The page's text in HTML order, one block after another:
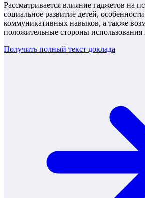
Рассматривается влияние гаджетов на
социальное развитие детей,
коммуникативных навыков, а также
положительные стороны
Получить полный текст доклада